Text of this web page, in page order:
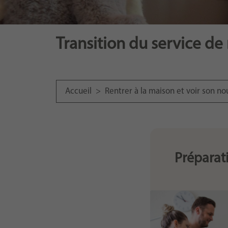
Transition du service
Accueil > Rentrer à la maison et voir son